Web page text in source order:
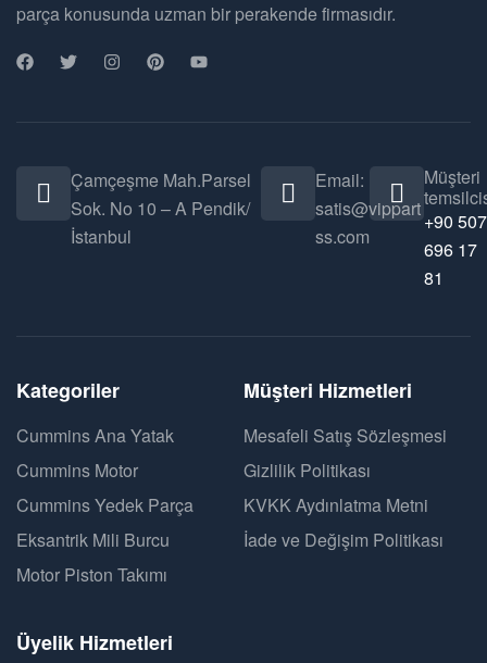
parça konusunda uzman bir perakende firmasıdır.
Çamçeşme Mah.Parsel
Sok. No 10 – A Pendik/
İstanbul
Email:
satis@vippart
ss.com
Müşteri
+90 507
696 17
81
Kategoriler
Cummins Ana Yatak
Cummins Motor
Cummins Yedek Parça
Eksantrik Mili Burcu
Motor Piston Takımı
Müşteri Hizmetleri
Mesafeli Satış Sözleşmesi
Gizlilik Politikası
KVKK Aydınlatma Metni
İade ve Değişim Politikası
Üyelik Hizmetleri